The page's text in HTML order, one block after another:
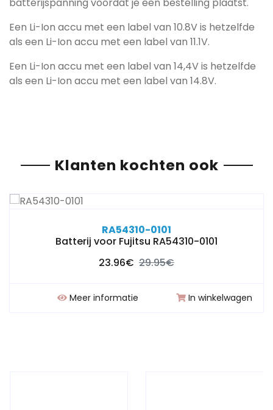
Een Li-Ion accu met een label van 10.8V is hetzelfde
als een Li-Ion accu met een label van 11.1V.
Een Li-Ion accu met een label van 14,4V is hetzelfde
als een Li-Ion accu met een label van 14.8V.
Klanten kochten ook
RA54310-0101
Batterij voor Fujitsu RA54310-0101
23.96€ 29.95€
Meer informatie In winkelwagen